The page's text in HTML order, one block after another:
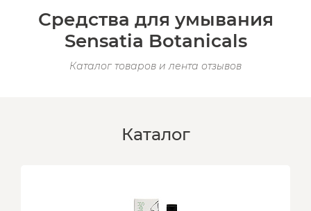
Средства для умывания
Sensatia Botanicals
Каталог товаров и лента отзывов
Каталог